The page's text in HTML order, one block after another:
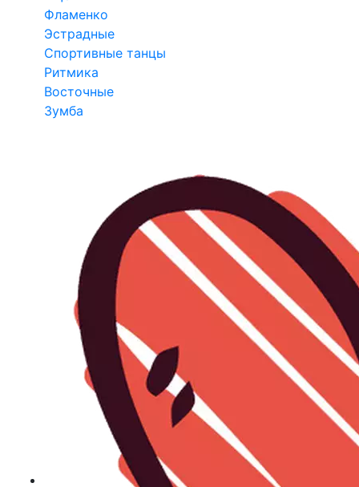
Фламенко
Эстрадные
Спортивные танцы
Ритмика
Восточные
Зумба